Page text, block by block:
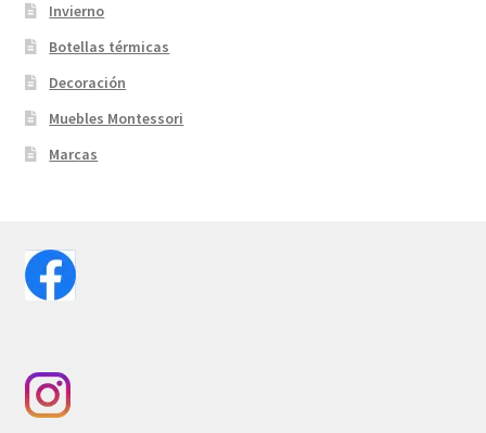
Invierno
Botellas térmicas
Decoración
Muebles Montessori
Marcas